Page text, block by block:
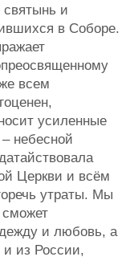
и
в Соборе.
всем
усиленные
небесной
Церкви и всём
утраты. Мы
и любовь, а
из России,